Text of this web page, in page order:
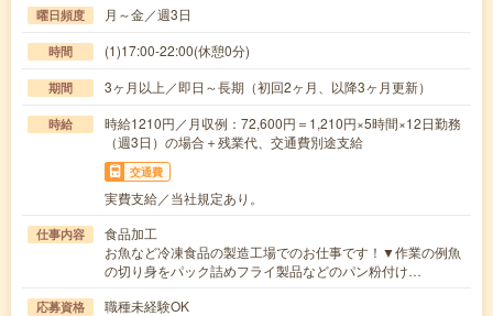
曜日頻度 月～金／週3日
時間 (1)17:00-22:00(休憩0分)
期間 3ヶ月以上／即日～長期（初回2ヶ月、以降3ヶ月更新）
時給
時給1210円／月収例：72,600円＝1,210円×5時間×12日勤務
（週3日）の場合＋残業代、交通費別途支給
交通費
実費支給／当社規定あり。
仕事内容
食品加工
お魚など冷凍食品の製造工場でのお仕事です！▼作業の例魚
の切り身をパック詰めフライ製品などのパン粉付け…
応募資格
職種未経験OK